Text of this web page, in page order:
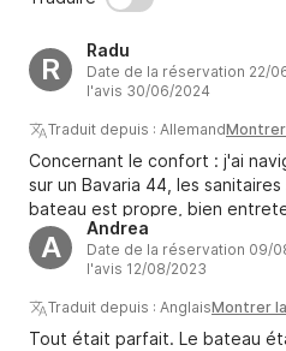
R
Radu
Date de la réservation 22/
l'avis 30/06/2024
Traduit depuis : Allemand
Concernant le confort : j'ai
sur un Bavaria 44, les
bateau est propre, bien
rapide avec moteur. Danai a
A
Andrea
Date de la réservation 09/
l'avis 12/08/2023
Traduit depuis : AnglaisMontrer
Tout était parfait. Le bateau